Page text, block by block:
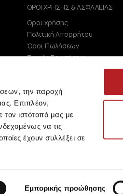
την παροχή
Επιπλέον,
τον ιστότοπό μας με
να τις
έχουν συλλέξει σε
Εμπορικής προώθησης
ΟΡΟΙ ΧΡΗΣΗΣ & ΑΣΦΑΛΕΙΑΣ
Οροι χρήσης
Πολιτική Απορρήτου
Όροι Πωλήσεων
Συχνές Ερωτήσεις
reserved.